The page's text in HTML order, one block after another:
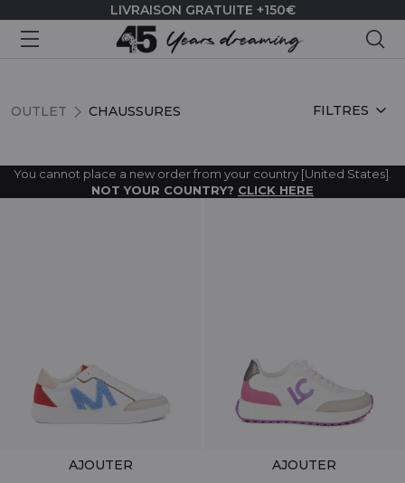
LIVRAISON GRATUITE +150€
OUTLET CHAUSSURES
CHAUSSURES FILTRES
You cannot place a new order from your country [United States].
NOT YOUR COUNTRY? CLICK HERE
AJOUTER
AJOUTER